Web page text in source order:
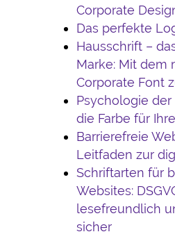
Corporate
Das perfekte
Hausschrift –
Marke: Mit dem
Corporate Font
Psychologie der
die Farbe für
Barrierefreie
Leitfaden zur
Schriftarten für
Websites:
lesefreundlich
sicher